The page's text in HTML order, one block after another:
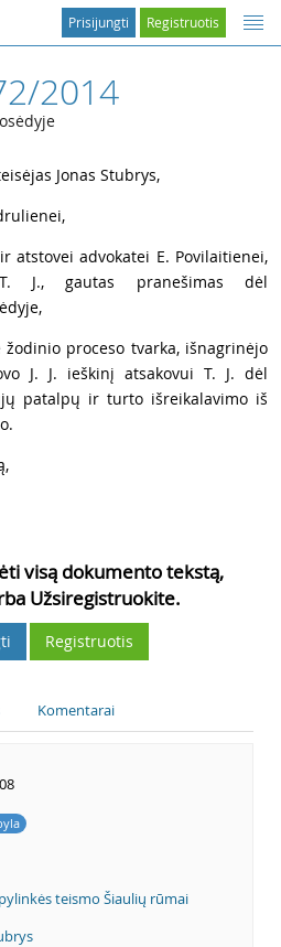
Registruotis
Prisijungti
2014
Jonas Stubrys,
atstovei advokatei E. Povilaitienei,
J., gautas pranešimas dėl
proceso tvarka, išnagrinėjo
J. J. ieškinį atsakovui T. J. dėl
patalpų ir turto išreikalavimo iš
visą dokumento tekstą,
Užsiregistruokite.
Registruotis
Komentarai
teismo Šiaulių rūmai